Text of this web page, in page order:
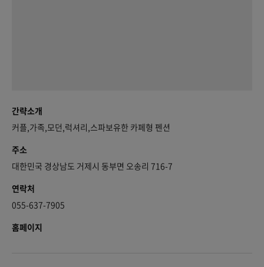
간략소개
커플,가족,모던,럭셔리,스파보유한 카페형 펜션
주소
대한민국 경상남도 거제시 동부면 오송리 716-7
연락처
055-637-7905
홈페이지